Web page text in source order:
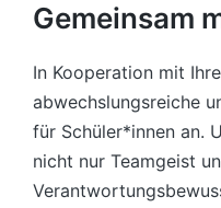
Gemeinsam
In Kooperation mit
abwechslungsreiche
für Schüler*innen an.
nicht nur Teamgeist